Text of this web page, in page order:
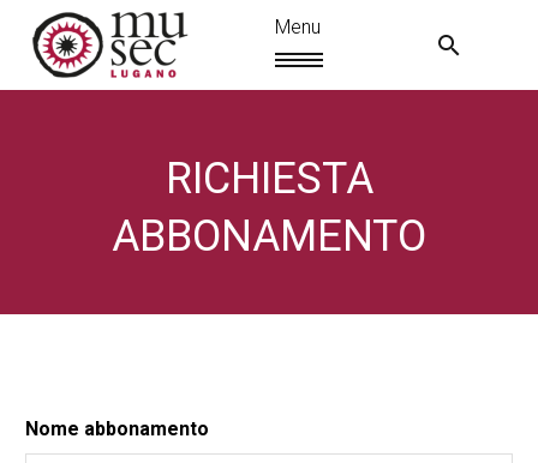
IT
RICHIESTA
ABBONAMENTO
Nome abbonamento